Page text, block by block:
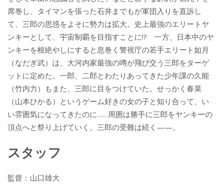
席巻し、タイマンを張った石井までもが軍団入りを直訴し
て、三郎の思惑をよそに勢力は拡大。史上最強のエリートヤ
ンキーとして、宇宙制覇を目指すことに!? 一方、日本中のヤ
ンキーを根絶やしにすると息巻く警視庁の若手エリート如月
（なだぎ武）は、大河内家最強の噂が飛び交う三郎をターゲ
ットに定めた。一郎、二郎とわたりあってきた少年課の久能
（竹内力）もまた、三郎に目をつけていた。せっかく春菜
（山本ひかる）というゲーム好きの女の子と知り合って、い
い雰囲気になってきたのに……周囲は勝手に三郎をヤンキーの
頂点へと祭り上げていく。三郎の受難は続く——。
スタッフ
監督：山口雄大